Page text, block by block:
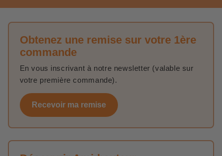
Obtenez une remise sur votre 1ère
commande
En vous inscrivant à notre newsletter (valable sur
votre première commande).
Recevoir ma remise